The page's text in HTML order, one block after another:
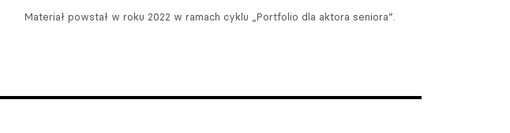
Materiał powstał w roku 2022 w ramach cyklu „Portfolio dla aktora seniora”.